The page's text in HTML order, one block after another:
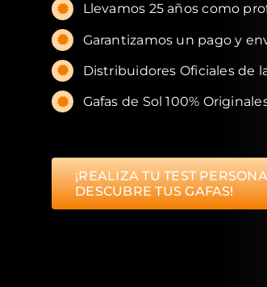
Llevamos 25 años como
Garantizamos un pago y
Distribuidores Oficiales de
Gafas de Sol 100%
¡REALIZA TU TEST
DESCUBRE TUS GAFAS!